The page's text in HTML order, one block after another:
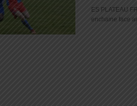
ES PLATEAU
enchaine face